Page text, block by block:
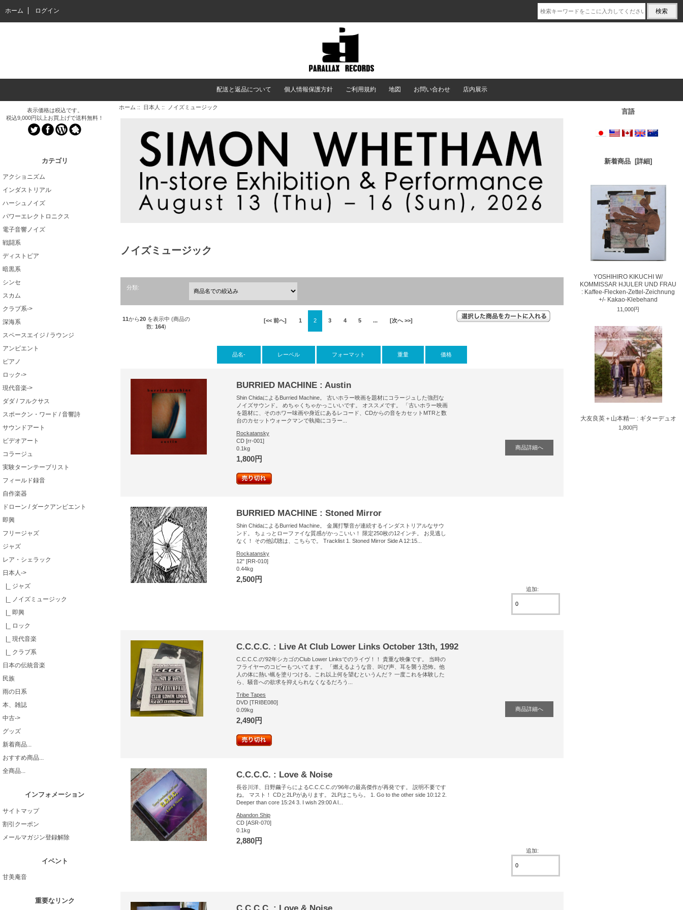
ホーム ログイン
配送と返品について 個人情報保護方針 ご利用規約 地図 お問い合わせ 店内展示
表示価格は税込です。
税込9,000円以上お買上げで送料無料！
カテゴリ
アクショニズム
インダストリアル
ハーシュノイズ
パワーエレクトロニクス
電子音響ノイズ
戦闘系
ディストピア
暗黒系
シンセ
スカム
クラブ系->
深海系
スペースエイジ / ラウンジ
アンビエント
ピアノ
ロック->
現代音楽->
ダダ / フルクサス
スポークン・ワード / 音響詩
サウンドアート
ビデオアート
コラージュ
実験ターンテーブリスト
フィールド録音
自作楽器
ドローン / ダークアンビエント
即興
フリージャズ
ジャズ
レア・シェラック
日本人->
|_ ジャズ
|_ ノイズミュージック
|_ 即興
|_ ロック
|_ 現代音楽
|_ クラブ系
日本の伝統音楽
民族
雨の日系
本、雑誌
中古->
グッズ
新着商品...
おすすめ商品...
全商品...
インフォメーション
サイトマップ
割引クーポン
メールマガジン登録解除
イベント
甘美庵音
重要なリンク
ホーム :: 日本人 :: ノイズミュージック
ノイズミュージック
分類:
[<< 前へ] 1 2 3 4 5 ... [次へ >>]
11から20 を表示中 (商品の
数:164)
品名- レーベル フォーマット 重量 価格
BURRIED MACHINE : Austin
Shin ChidaによるBurried Machine。 古いホラー映画を題材にコラージュした強烈な
ノイズサウンド。 めちゃくちゃかっこいいです。 オススメです。 「古いホラー映画
を題材に、そのホワー味画や身近にあるレコード、CDからの音をカセットMTRと数
台のカセットウォークマンで執拗にコラー...
Rockatansky
CD [rr-001]
0.1kg
1,800円
商品詳細へ
BURRIED MACHINE : Stoned Mirror
Shin ChidaによるBurried Machine。 金属打撃音が連続するインダストリアルなサウ
ンド。 ちょっとローファイな質感がかっこいい！ 限定250枚の12インチ。 お見逃し
なく！ その他試聴は、こちらで。 Tracklist 1. Stoned Mirror Side A 12:15...
Rockatansky
12" [RR-010]
0.44kg
2,500円
追加:
C.C.C.C. : Live At Club Lower Links October 13th, 1992
C.C.C.C.の'92年シカゴのClub Lower Linksでのライヴ！！ 貴重な映像です。 当時の
フライヤーのコピーもついてます。 「燃えるような音、叫び声、耳を襲う恐怖。他
人の体に熱い蝋を塗りつける。これ以上何を望むというんだ？ 一度これを体験した
ら、騒音への欲求を抑えられなくなるだろう...
Tribe Tapes
DVD [TRIBE080]
0.09kg
2,490円
商品詳細へ
C.C.C.C. : Love & Noise
長谷川洋、日野繭子らによるC.C.C.C.の'96年の最高傑作が再発です。 説明不要です
ね。 マスト！ CDと2LPがあります。 2LPはこちら。 1. Go to the other side 10:12 2.
Deeper than core 15:24 3. I wish 29:00 A l...
Abandon Ship
CD [ASR-070]
0.1kg
2,880円
追加:
C.C.C.C. : Love & Noise
言語
新着商品 [詳細]
YOSHIHIRO KIKUCHI W/
KOMMISSAR HJULER UND FRAU
: Kaffee-Flecken-Zettel-Zeichnung
+/- Kakao-Klebehand
11,000円
大友良英＋山本精一 : ギターデュオ
1,800円